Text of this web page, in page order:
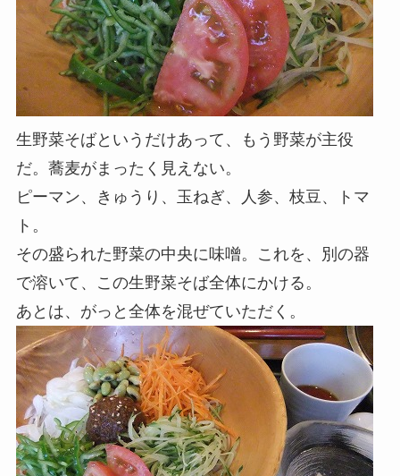
生野菜そばというだけあって、もう野菜が主役
だ。蕎麦がまったく見えない。
ピーマン、きゅうり、玉ねぎ、人参、枝豆、トマ
ト。
その盛られた野菜の中央に味噌。これを、別の器
で溶いて、この生野菜そば全体にかける。
あとは、がっと全体を混ぜていただく。